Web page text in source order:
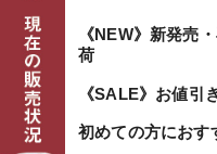
《NEW》新発売
荷
《SALE》お値引
初めての方におす